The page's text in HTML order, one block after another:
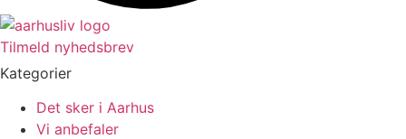
Tilmeld nyhedsbrev
Kategorier
Det sker i Aarhus
Vi anbefaler